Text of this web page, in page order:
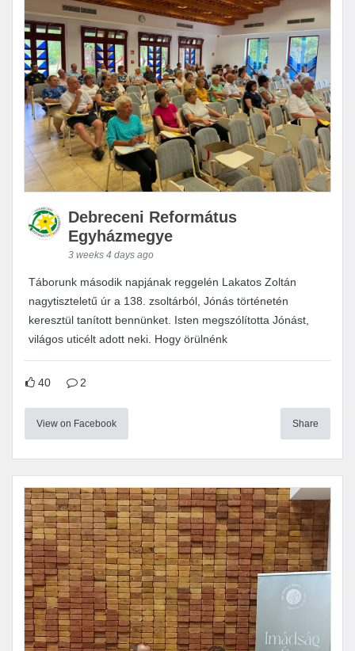
Debreceni Református
Egyházmegye
3 weeks 4 days ago
Táborunk második napjának reggelén Lakatos Zoltán
nagytiszteletű úr a 138. zsoltárból, Jónás történetén
keresztül tanított bennünket. Isten megszólította Jónást,
világos uticélt adott neki. Hogy örülnénk
40 2
View on Facebook Share